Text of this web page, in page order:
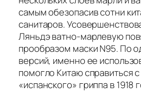
самым обезопасив сотни
санитаров.
Ляньдэ ватно-марлевую
прообразом маски N95. По
версий, именно ее
помогло Китаю справиться
«испанского» гриппа в 1918